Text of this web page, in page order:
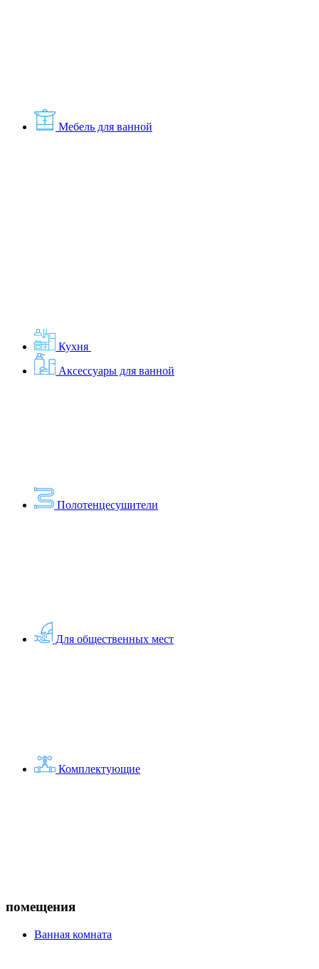
Мебель для ванной
Кухня
Аксессуары для ванной
Полотенцесушители
Для общественных мест
Комплектующие
помещения
Ванная комната